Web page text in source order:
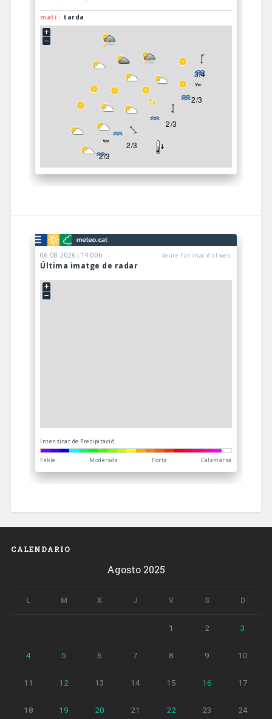
CALENDARIO
Agosto 2025
L M X J V S D
1 2 3
4 5 6 7 8 9 10
11 12 13 14 15 16 17
18 19 20 21 22 23 24